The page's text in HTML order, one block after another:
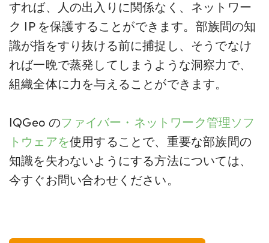
すれば、人の出入りに関係なく、ネットワー
ク IP を保護することができます。部族間の知
識が指をすり抜ける前に捕捉し、そうでなけ
れば一晩で蒸発してしまうような洞察力で、
組織全体に力を与えることができます。
IQGeo のファイバー・ネットワーク管理ソフ
トウェアを使用することで、重要な部族間の
知識を失わないようにする方法については、
今すぐお問い合わせください。